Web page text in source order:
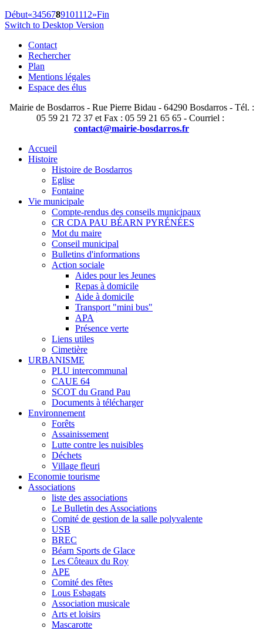
Début«3456789101112»Fin
Switch to Desktop Version
Contact
Rechercher
Plan
Mentions légales
Espace des élus
Mairie de Bosdarros - Rue Pierre Bidau - 64290 Bosdarros - Tél. :
05 59 21 72 37 et Fax : 05 59 21 65 65 - Courriel :
contact@mairie-bosdarros.fr
Accueil
Histoire
Histoire de Bosdarros
Eglise
Fontaine
Vie municipale
Compte-rendus des conseils municipaux
CR CDA PAU BÉARN PYRÉNÉES
Mot du maire
Conseil municipal
Bulletins d'informations
Action sociale
Aides pour les Jeunes
Repas à domicile
Aide à domicile
Transport "mini bus"
APA
Présence verte
Liens utiles
Cimetière
URBANISME
PLU intercommunal
CAUE 64
SCOT du Grand Pau
Documents à télécharger
Environnement
Forêts
Assainissement
Lutte contre les nuisibles
Déchets
Village fleuri
Economie tourisme
Associations
liste des associations
Le Bulletin des Associations
Comité de gestion de la salle polyvalente
USB
BREC
Béarn Sports de Glace
Les Côteaux du Roy
APE
Comité des fêtes
Lous Esbagats
Association musicale
Arts et loisirs
Mascarotte